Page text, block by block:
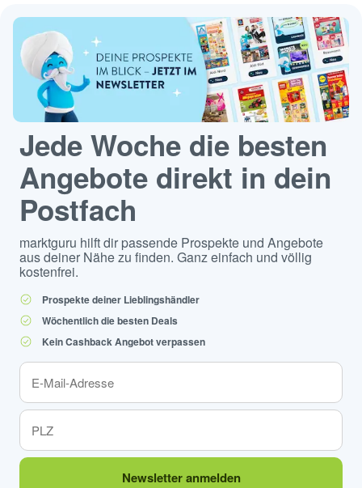
Jede Woche die besten
Angebote direkt in dein
Postfach
marktguru hilft dir passende Prospekte und Angebote
aus deiner Nähe zu finden. Ganz einfach und völlig
kostenfrei.
Prospekte deiner Lieblingshändler
Wöchentlich die besten Deals
Kein Cashback Angebot verpassen
Newsletter anmelden